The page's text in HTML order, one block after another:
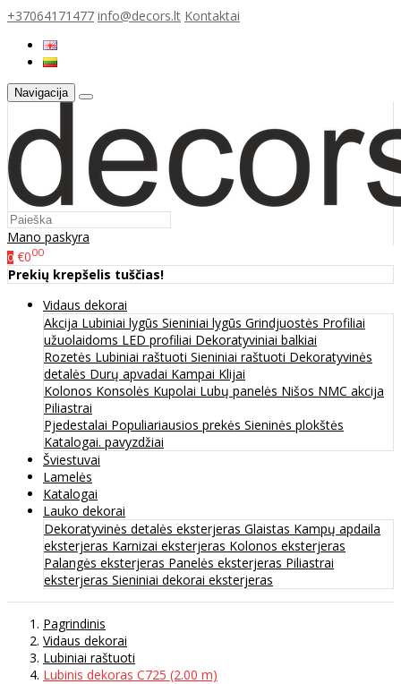
+37064171477 info@decors.lt Kontaktai
Navigacija
Mano paskyra
0 €000
Prekių krepšelis tuščias!
Vidaus dekorai
Akcija Lubiniai lygūs Sieniniai lygūs Grindjuostės Profiliai
užuolaidoms LED profiliai Dekoratyviniai balkiai
Rozetės Lubiniai raštuoti Sieniniai raštuoti Dekoratyvinės
detalės Durų apvadai Kampai Klijai
Kolonos Konsolės Kupolai Lubų panelės Nišos NMC akcija
Piliastrai
Pjedestalai Populiariausios prekės Sieninės plokštės
Katalogai. pavyzdžiai
Šviestuvai
Lamelės
Katalogai
Lauko dekorai
Dekoratyvinės detalės eksterjeras Glaistas Kampų apdaila
eksterjeras Karnizai eksterjeras Kolonos eksterjeras
Palangės eksterjeras Panelės eksterjeras Piliastrai
eksterjeras Sieniniai dekorai eksterjeras
Pagrindinis
Vidaus dekorai
Lubiniai raštuoti
Lubinis dekoras C725 (2.00 m)